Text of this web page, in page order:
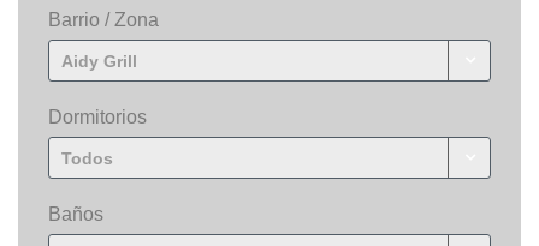
Barrio / Zona
Aidy Grill
Dormitorios
Todos
Baños